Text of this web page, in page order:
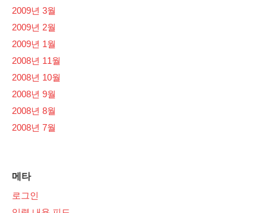
2009년 3월
2009년 2월
2009년 1월
2008년 11월
2008년 10월
2008년 9월
2008년 8월
2008년 7월
메타
로그인